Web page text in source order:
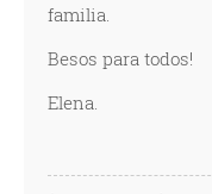
familia.
Besos para todos!
Elena.